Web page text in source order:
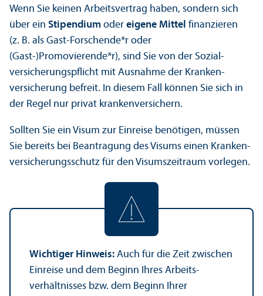
Wenn Sie keinen Arbeits­vertrag haben, sondern sich
über ein Stipendium oder eigene Mittel finanz­ieren
(z. B. als Gast-Forschende*r oder
(Gast-)Promovierende*r), sind Sie von der Sozial­
versicherungs­pflicht mit Ausnahme der Kranken­
versicherung befreit. In diesem Fall können Sie sich in
der Regel nur privat krankenversichern.
Sollten Sie ein Visum zur Einreise benötigen, müssen
Sie bereits bei Beantragung des Visums einen Kranken­
versicherungs­schutz für den Visumszeitraum vorlegen.
Wichtiger Hinweis: Auch für die Zeit zwischen
Einreise und dem Beginn Ihres Arbeits­
verhältnisses bzw. dem Beginn Ihrer